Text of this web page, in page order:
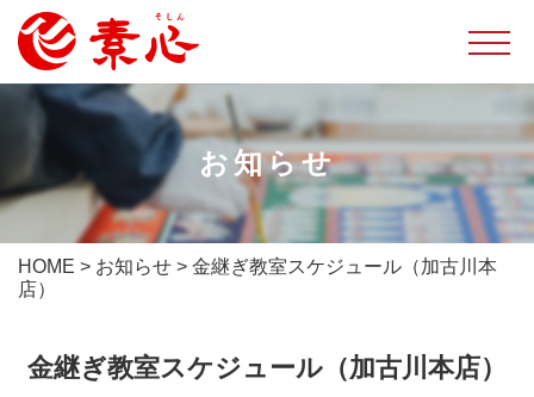
お知らせ
HOME > お知らせ > 金継ぎ教室スケジュール（加古川本
店）
金継ぎ教室スケジュール（加古川本店）